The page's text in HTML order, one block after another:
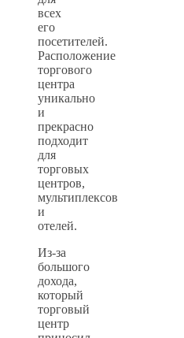
всех
его
посетителей.
Расположение
торгового
центра
уникально
и
прекрасно
подходит
для
торговых
центров,
мультиплексов
и
отелей.
Из-за
большого
дохода,
который
торговый
центр